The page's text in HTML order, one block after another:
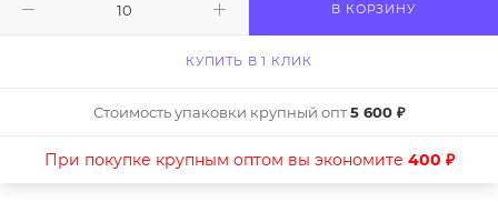
В КОРЗИНУ
КУПИТЬ В 1 КЛИК
Стоимость упаковки крупный опт5 600 ₽
При покупке крупным оптом вы экономите 400 ₽